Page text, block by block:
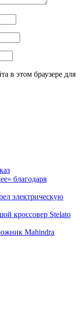
в этом браузере для
благодаря
электрическую
кроссовер Stelato
Mahindra